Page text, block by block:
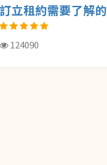
訂立租約需要了解的
概念
124090